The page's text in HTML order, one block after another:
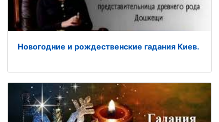
Новогодние и рождественские гадания Киев.